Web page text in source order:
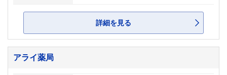
詳細を見る
アライ薬局